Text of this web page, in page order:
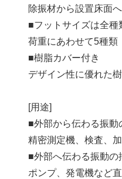
除振材から設置床面
■フットサイズは全種
荷重にあわせて5種類
■樹脂カバー付き
デザイン性に優れた
[用途]
■外部から伝わる振動
精密測定機、検査、
■外部へ伝わる振動の
ポンプ、発電機など